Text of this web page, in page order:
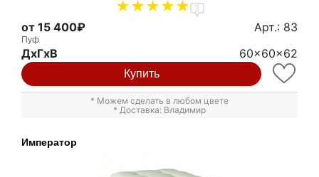
3
от 15 400₽ Арт.: 83
Пуф
ДxГxВ 60x60x62
Купить
* Можем сделать в любом цвете
* Доставка: Владимир
Император